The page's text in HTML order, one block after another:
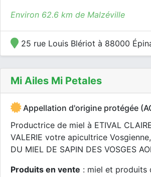
Environ 62.6 km de Malzéville
25 rue Louis Blériot à 88000
Mi Ailes Mi Petales
Appellation d'origine protégée
Productrice de miel à ETIVAL
VALERIE votre apicultrice
DU MIEL DE SAPIN DES VOSGES
Produits en vente : miel et produits